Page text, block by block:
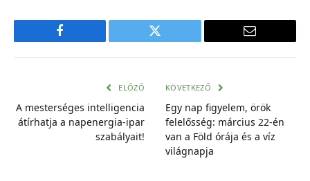
Facebook Twitter
E-
ELŐZŐ
A mesterséges intelligencia
átírhatja a napenergia-ipar
szabályait!
KÖVETKEZŐ
Egy nap figyelem, örök
felelősség: március 22-én
van a Föld órája és a víz
világnapja